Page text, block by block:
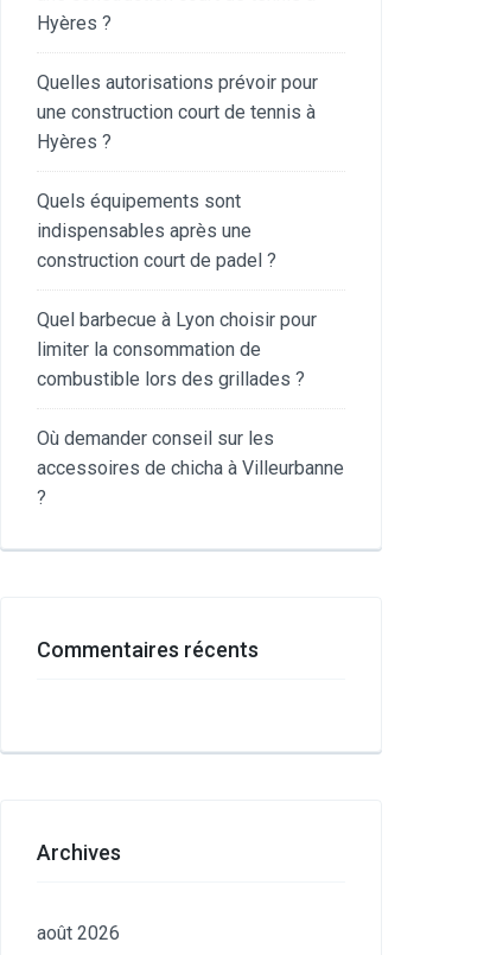
Hyères ?
Quelles autorisations prévoir pour
une construction court de tennis à
Hyères ?
Quels équipements sont
indispensables après une
construction court de padel ?
Quel barbecue à Lyon choisir pour
limiter la consommation de
combustible lors des grillades ?
Où demander conseil sur les
accessoires de chicha à Villeurbanne
?
Commentaires récents
Archives
août 2026